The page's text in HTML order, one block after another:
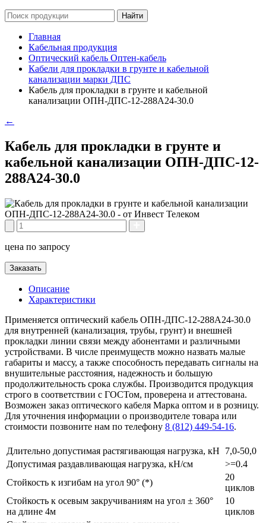
Главная
Кабельная продукция
Оптический кабель Оптен-кабель
Кабели для прокладки в грунте и кабельной
канализации марки ДПС
Кабель для прокладки в грунте и кабельной
канализации ОПН-ДПС-12-288А24-30.0
←
Кабель для прокладки в грунте и
кабельной канализации ОПН-ДПС-12-
288А24-30.0
цена по запросу
Заказать
Описание
Характеристики
Применяется оптический кабель ОПН-ДПС-12-288А24-30.0
для внутренней (канализация, трубы, грунт) и внешней
прокладки линии связи между абонентами и различными
устройствами. В числе преимуществ можно назвать малые
габариты и массу, а также способность передавать сигналы на
внушительные расстояния, надежность и большую
продолжительность срока службы. Производится продукция
строго в соответствии с ГОСТом, проверена и аттестована.
Возможен заказ оптического кабеля Марка оптом и в розницу.
Для уточнения информации о производителе товара или
стоимости позвоните нам по телефону 8 (812) 449-54-16.
Длительно допустимая растягивающая нагрузка, кН
7,0-50,0
Допустимая раздавливающая нагрузка, кН/см
>=0.4
Стойкость к изгибам на угол 90° (*)
20
циклов
Стойкость к осевым закручиваниям на угол ± 360°
на длине 4м
10
циклов